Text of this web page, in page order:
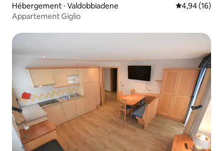
Hébergement ⋅ Valdobbiadene Évaluation
4,94 (16)
Appartement Giglio